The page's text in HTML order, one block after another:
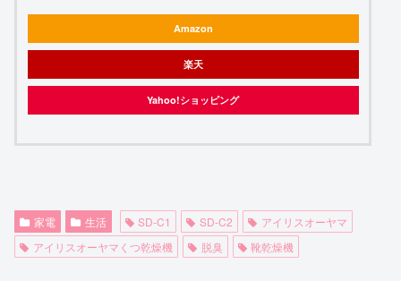
Amazon
楽天
Yahoo!ショッピング
家電 生活 SD-C1 SD-C2
アイリスオーヤマ
アイリスオーヤマくつ乾燥機
脱臭 靴乾燥機